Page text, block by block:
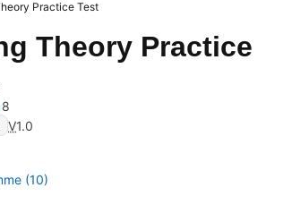
Practice Test
Theory Practice
8
V1.0
(10)